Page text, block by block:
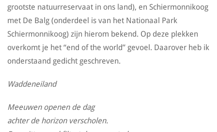
grootste natuurreservaat in ons land), en Schiermonnikoog
met De Balg (onderdeel is van het Nationaal Park
Schiermonnikoog) zijn hierom bekend. Op deze plekken
overkomt je het “end of the world” gevoel. Daarover heb ik
onderstaand gedicht geschreven.
Waddeneiland
Meeuwen openen de dag
achter de horizon verscholen.